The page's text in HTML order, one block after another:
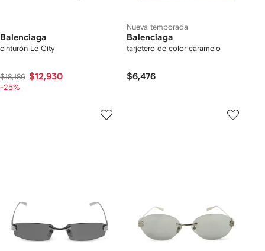
Balenciaga
cinturón Le City
$18,186 $12,930
-25%
Nueva temporada
Balenciaga
tarjetero de color caramelo
$6,476